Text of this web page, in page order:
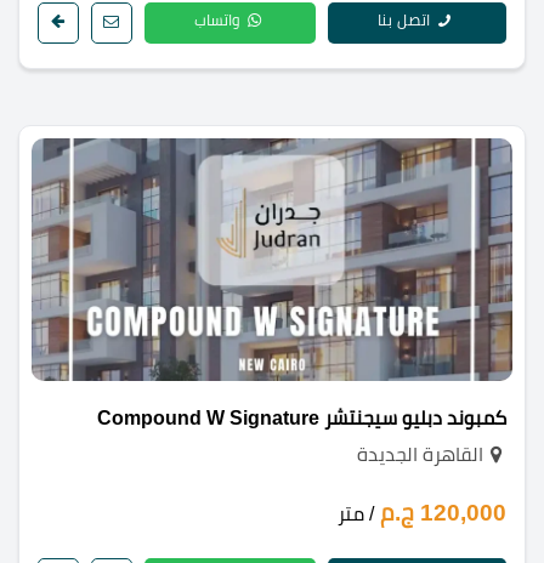
اتصل بنا واتساب
كمبوند دبليو سيجنتشر Compound W Signature
القاهرة الجديدة
120,000 ج.م / متر